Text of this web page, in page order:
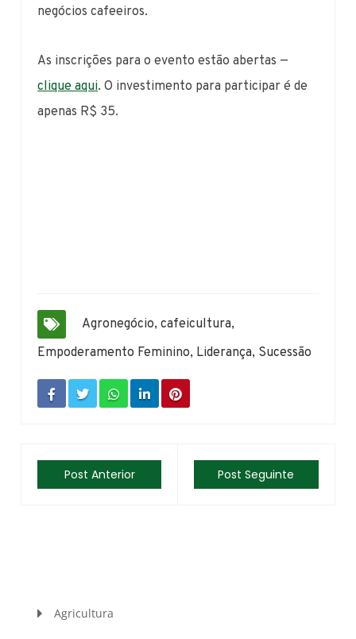
negócios cafeeiros.
As inscrições para o evento estão abertas —
clique aqui. O investimento para participar é de
apenas R$ 35.
Agronegócio,cafeicultura,
Empoderamento Feminino, Liderança, Sucessão
Post Anterior Post Seguinte
Agricultura